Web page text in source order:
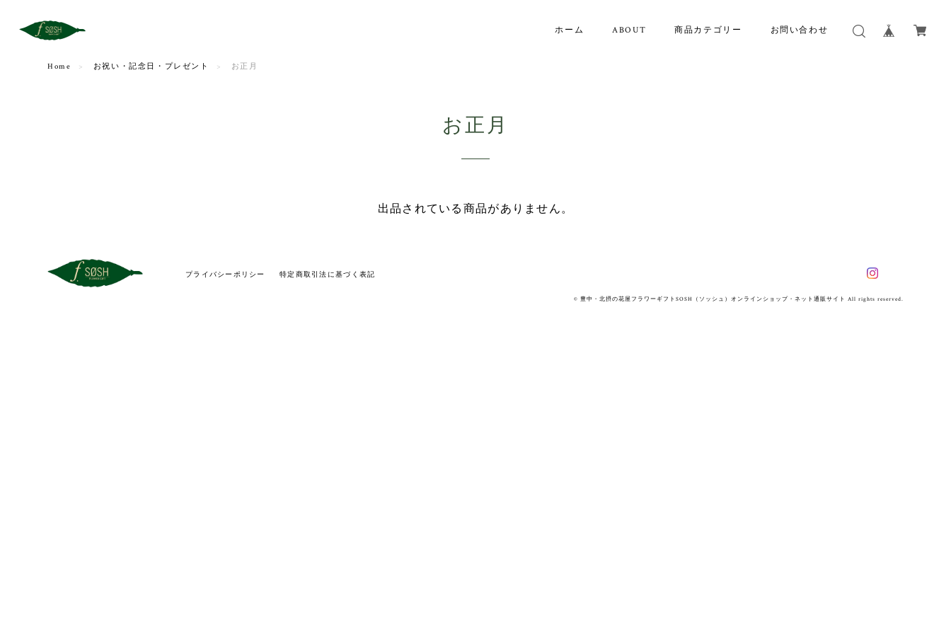
ホーム ABOUT 商品カテゴリー お問い合わせ
Home お祝い・記念日・プレゼント お正月
お正月
出品されている商品がありません。
プライバシーポリシー 特定商取引法に基づく表記
© 豊中・北摂の花屋フラワーギフトSOSH（ソッシュ）オンラインショップ・ネット通販サイト All rights reserved.